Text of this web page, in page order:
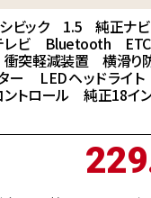
ビック 1.5 純正ナビ
レビ Bluetooth
衝突軽減装置 横滑
ー LEDヘッドライ
トロール 純正18イン